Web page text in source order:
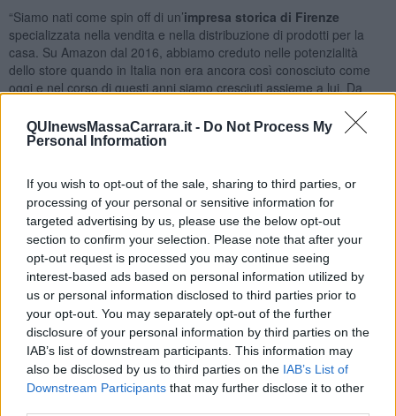
QUInewsMassaCarrara.it - Do Not Process My
Personal Information
If you wish to opt-out of the sale, sharing to third parties, or
processing of your personal or sensitive information for
targeted advertising by us, please use the below opt-out
section to confirm your selection. Please note that after your
opt-out request is processed you may continue seeing
interest-based ads based on personal information utilized by
us or personal information disclosed to third parties prior to
your opt-out. You may separately opt-out of the further
disclosure of your personal information by third parties on the
IAB’s list of downstream participants. This information may
also be disclosed by us to third parties on the IAB’s List of
Downstream Participants that may further disclose it to other
“Siamo nati come spin off di un’impresa storica di Firenze
specializzata nella vendita e nella distribuzione di prodotti per la
casa. Su Amazon dal 2016, abbiamo creduto nelle potenzialità
dello store quando in Italia non era ancora così conosciuto come
oggi e nel corso di questi anni siamo cresciuti assieme a lui. Da
racconta l’evoluzione della Baroni s.rl. il Ceo dell'aziendaAlberto
Garbocci.
Le regioni italiane con il più alto valore di export attraverso
Amazon
Nel 2022, le oltre 21.000 pmi italiane che vendono attraverso
Amazon sono dislocate lungo tutto lo stivale e, analizzando le
vendite all’estero delle pmi nelle singole regioni, la Lombardia si
conferma la prima regione per valore dell’export, pari a oltre 175
milioni di euro, seguita dalla Campania, con più di 130 milioni di
euro. Il terzo posto lo guadagna appunto laToscana, che registra
nel 2022 oltre 100 milioni di euro. A chiudere la top 5 sono il Lazio,
con più di 80 milioni di euro di export, e il Veneto, con circa 75